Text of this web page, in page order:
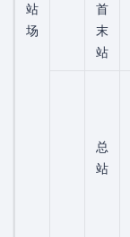
站
场
首
末
站
总
站